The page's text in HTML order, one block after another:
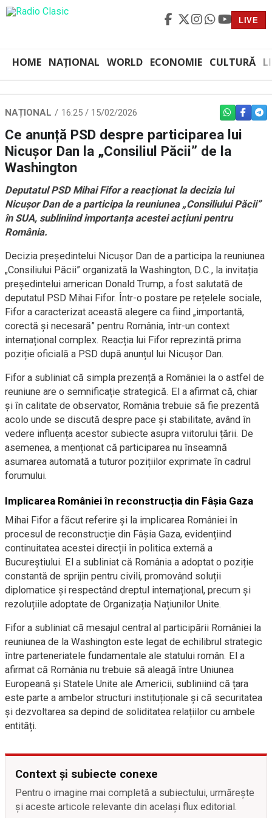
LIVE
HOME NAȚIONAL WORLD ECONOMIE CULTURĂ
NAȚIONAL 16:25 / 15/02/2026 WHATSAPP
Ce anunță PSD despre participarea lui
Nicușor Dan la „Consiliul Păcii” de la
Washington
Deputatul PSD Mihai Fifor a reacționat la decizia lui
Nicușor Dan de a participa la reuniunea „Consiliului Păcii”
în SUA, subliniind importanța acestei acțiuni pentru
România.
Decizia președintelui Nicușor Dan de a participa la reuniunea
„Consiliului Păcii” organizată la Washington, D.C., la invitația
președintelui american Donald Trump, a fost salutată de
deputatul PSD Mihai Fifor. Într-o postare pe rețelele sociale,
Fifor a caracterizat această alegere ca fiind „importantă,
corectă și necesară” pentru România, într-un context
internațional complex. Reacția lui Fifor reprezintă prima
poziție oficială a PSD după anunțul lui Nicușor Dan.
Fifor a subliniat că simpla prezență a României la o astfel de
reuniune are o semnificație strategică. El a afirmat că, chiar
și în calitate de observator, România trebuie să fie prezentă
acolo unde se discută despre pace și stabilitate, având în
vedere influența acestor subiecte asupra viitorului țării. De
asemenea, a menționat că participarea nu înseamnă
asumarea automată a tuturor pozițiilor exprimate în cadrul
forumului.
Implicarea României în reconstrucția din Fâșia Gaza
Mihai Fifor a făcut referire și la implicarea României în
procesul de reconstrucție din Fâșia Gaza, evidențiind
continuitatea acestei direcții în politica externă a
Bucureștiului. El a subliniat că România a adoptat o poziție
constantă de sprijin pentru civili, promovând soluții
diplomatice și respectând dreptul internațional, precum și
rezoluțiile adoptate de Organizația Națiunilor Unite.
Fifor a subliniat că mesajul central al participării României la
reuniunea de la Washington este legat de echilibrul strategic
între parteneriatele fundamentale ale statului român. El a
afirmat că România nu trebuie să aleagă între Uniunea
Europeană și Statele Unite ale Americii, subliniind că țara
este parte a ambelor structuri instituționale și că securitatea
și dezvoltarea sa depind de soliditatea relațiilor cu ambele
entități.
Context și subiecte conexe
Pentru o imagine mai completă a subiectului, urmărește
și aceste articole relevante din același flux editorial.